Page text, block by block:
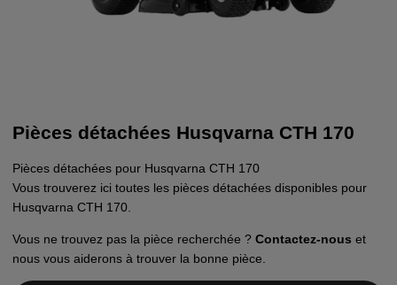
Pièces détachées Husqvarna CTH 170
Pièces détachées pour Husqvarna CTH 170
Vous trouverez ici toutes les pièces détachées disponibles pour
Husqvarna CTH 170.
Vous ne trouvez pas la pièce recherchée ? Contactez-nous et
nous vous aiderons à trouver la bonne pièce.